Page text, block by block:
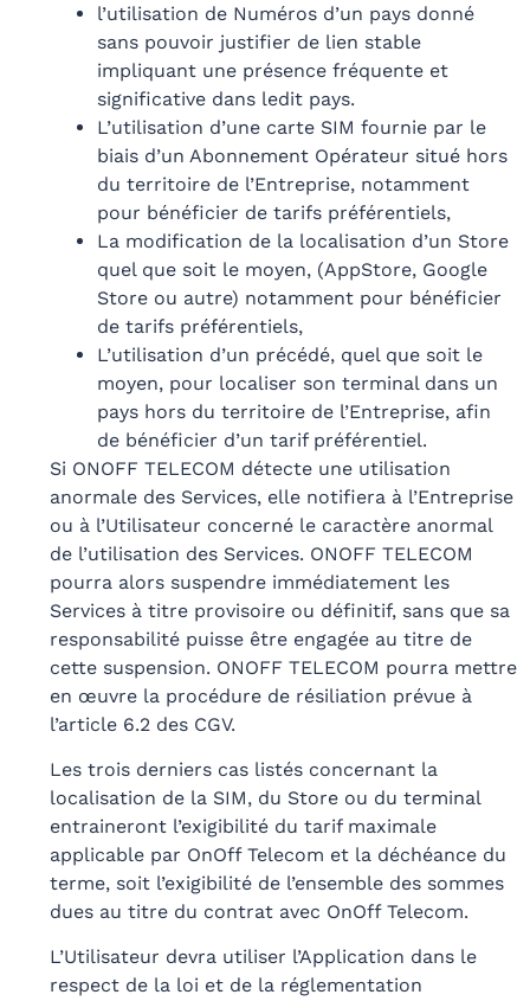
l’utilisation de Numéros d’un pays donné
sans pouvoir justifier de lien stable
impliquant une présence fréquente et
significative dans ledit pays.
L’utilisation d’une carte SIM fournie par le
biais d’un Abonnement Opérateur situé hors
du territoire de l’Entreprise, notamment
pour bénéficier de tarifs préférentiels,
La modification de la localisation d’un Store
quel que soit le moyen, (AppStore, Google
Store ou autre) notamment pour bénéficier
de tarifs préférentiels,
L’utilisation d’un précédé, quel que soit le
moyen, pour localiser son terminal dans un
pays hors du territoire de l’Entreprise, afin
de bénéficier d’un tarif préférentiel.
Si ONOFF TELECOM détecte une utilisation
anormale des Services, elle notifiera à l’Entreprise
ou à l’Utilisateur concerné le caractère anormal
de l’utilisation des Services. ONOFF TELECOM
pourra alors suspendre immédiatement les
Services à titre provisoire ou définitif, sans que sa
responsabilité puisse être engagée au titre de
cette suspension. ONOFF TELECOM pourra mettre
en œuvre la procédure de résiliation prévue à
l’article 6.2 des CGV.
Les trois derniers cas listés concernant la
localisation de la SIM, du Store ou du terminal
entraineront l’exigibilité du tarif maximale
applicable par OnOff Telecom et la déchéance du
terme, soit l’exigibilité de l’ensemble des sommes
dues au titre du contrat avec OnOff Telecom.
L’Utilisateur devra utiliser l’Application dans le
respect de la loi et de la réglementation